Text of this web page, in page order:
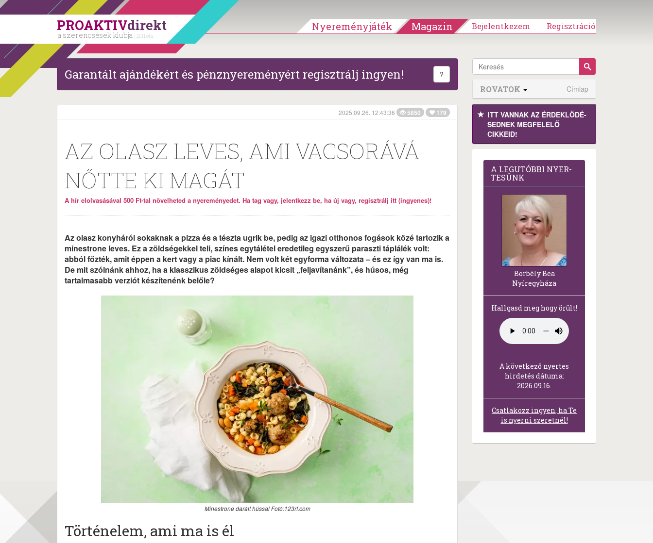
PROAKTIVdirekt
a szerencsések klubja | 2011 óta
Nyereményjáték Magazin Bejelentkezem Regisztráció
Garantált ajándékért és pénznyereményért regisztrálj ingyen! ?
2025.09.26. 12:43:36 5850 179
AZ OLASZ LEVES, AMI VACSORÁVÁ
NŐTTE KI MAGÁT
A hír elolvasásával 500 Ft-tal növelheted a nyereményedet. Ha tag vagy, jelentkezz be, ha új vagy, regisztrálj itt (ingyenes)!
Az olasz konyháról sokaknak a pizza és a tészta ugrik be, pedig az igazi otthonos fogások közé tartozik a
minestrone leves. Ez a zöldségekkel teli, színes egytálétel eredetileg egyszerű paraszti táplálék volt:
abból főzték, amit éppen a kert vagy a piac kínált. Nem volt két egyforma változata – és ez így van ma is.
De mit szólnánk ahhoz, ha a klasszikus zöldséges alapot kicsit „feljavítanánk”, és húsos, még
tartalmasabb verziót készítenénk belőle?
Minestrone darált hússal Fotó:123rf.com
Történelem, ami ma is él
ROVATOK Címlap
ITT VANNAK AZ ÉRDEK­LŐDÉ­
SEDNEK MEGFE­LELŐ
CIKKEID!
A LEG­U­TÓB­BI NYER­
TE­SÜNK
Borbély Bea
Nyíregyháza
Hallgasd meg hogy örült!
A következő nyertes
hirdetés dátuma:
2026.09.16.
Csatlakozz ingyen, ha Te
is nyerni szeretnél!